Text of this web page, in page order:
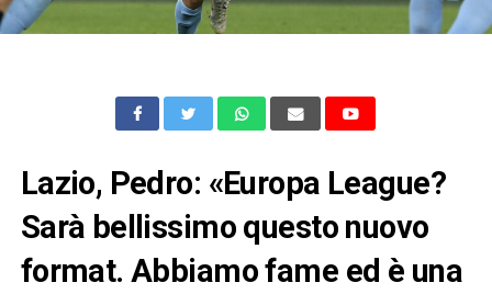
Lazio, Pedro: «Europa League?
Sarà bellissimo questo nuovo
format. Abbiamo fame ed è una